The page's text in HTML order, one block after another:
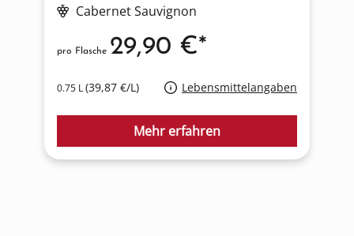
Cabernet Sauvignon
0.75 L(39,87 €/L) Lebensmittelangaben
pro Flasche 29,90 €*
Mehr erfahren